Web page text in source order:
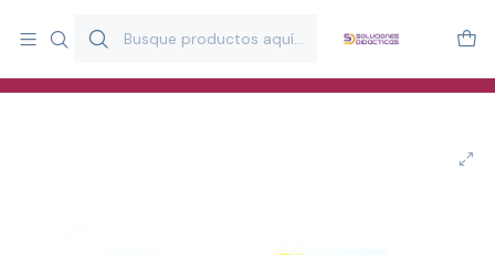
y estimulación infantil en Chile.
Especialistas en recursos educativos para aulas, terapeutas y